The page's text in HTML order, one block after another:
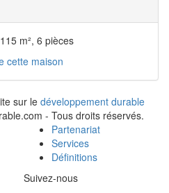
m², 6 pièces
cette maison
sur le développement durable
- Tous droits réservés.
Partenariat
Services
Définitions
Suivez-nous